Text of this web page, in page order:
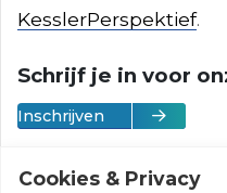
KesslerPerspektief.
Schrijf je in voor
Inschrijven
Cookies & Privacy